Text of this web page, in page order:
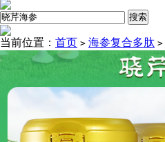
当前位置： 首页 > 海参复合多肽 >